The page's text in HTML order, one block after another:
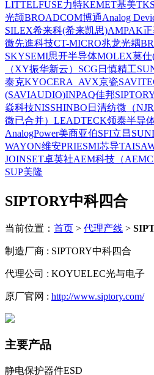
LITTELFUSE力特KEMET基美
光颉BROADCOM博通Analog
SILEX希来科(希来凯思)AMPAK
微先進科技CT-MICRO兆龙光耦
SKYSEMI思开半导体MOLEX莫
（XY振华新云） SCG日慎精工
泰克KYOCERA_AVX京瓷
(SAVIAUDIO)INPAQ佳邦
焱科技NISSHINBO日清纺微（
微已合并） LEADTECK领泰半导
AnalogPower美商亚伯SFI立昌
WAYON维安PRIESMI芯导
JOINSET卓英社AEM科技（
SUP美隆
SIPTORY中科四合
当前位置： 首页 > 代理产线 >
制造厂商 : SIPTORY中科四合
代理公司 : KOYUELEC光与电子
原厂官网 : http://www.siptory.com/
主要产品
静电保护器件ESD